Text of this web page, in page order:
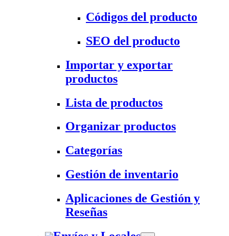
Códigos del producto
SEO del producto
Importar y exportar
productos
Lista de productos
Organizar productos
Categorías
Gestión de inventario
Aplicaciones de Gestión y
Reseñas